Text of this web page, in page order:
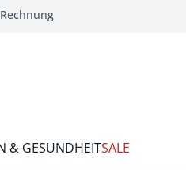
& GESUNDHEITSALE